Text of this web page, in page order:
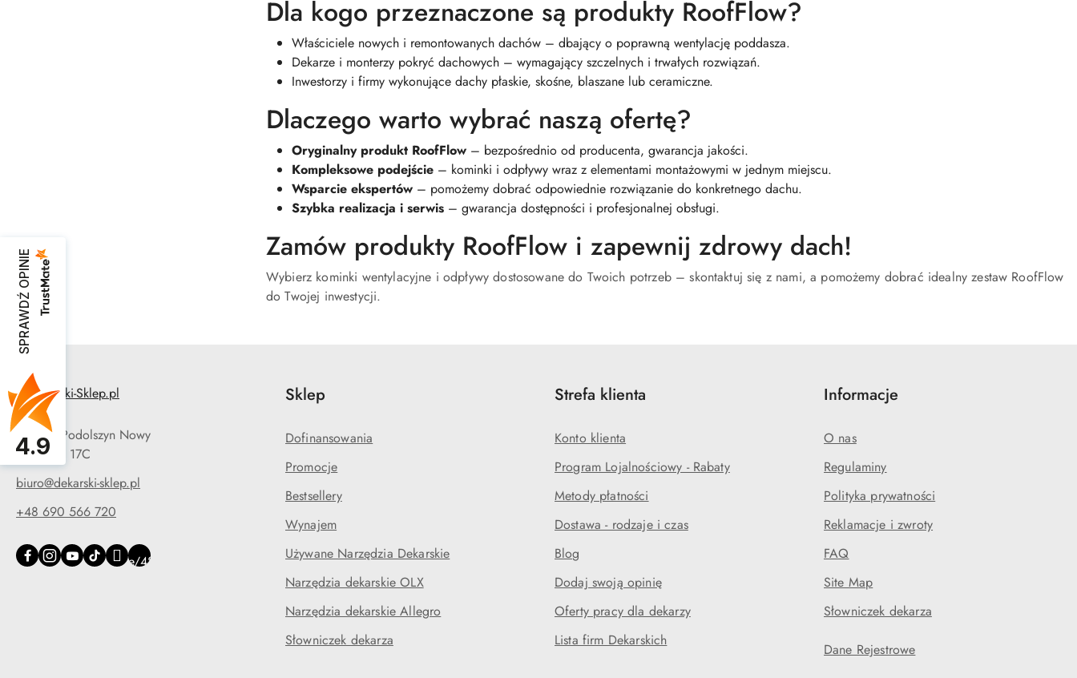
SPRAWDŹ OPINIE
4.9
Dla kogo przeznaczone są produkty RoofFlow?
Właściciele nowych i remontowanych dachów – dbający o poprawną wentylację poddasza.
Dekarze i monterzy pokryć dachowych – wymagający szczelnych i trwałych rozwiązań.
Inwestorzy i firmy wykonujące dachy płaskie, skośne, blaszane lub ceramiczne.
Dlaczego warto wybrać naszą ofertę?
Oryginalny produkt RoofFlow – bezpośrednio od producenta, gwarancja jakości.
Kompleksowe podejście – kominki i odpływy wraz z elementami montażowymi w jednym miejscu.
Wsparcie ekspertów – pomożemy dobrać odpowiednie rozwiązanie do konkretnego dachu.
Szybka realizacja i serwis – gwarancja dostępności i profesjonalnej obsługi.
Zamów produkty RoofFlow i zapewnij zdrowy dach!
Wybierz kominki wentylacyjne i odpływy dostosowane do Twoich potrzeb – skontaktuj się z nami, a pomożemy dobrać idealny zestaw RoofFlow
do Twojej inwestycji.
05-090 Podolszyn Nowy
ul. Długa 17C
biuro@dekarski-sklep.pl
+48 690 566 720
Sklep
Dofinansowania
Promocje
Bestsellery
Wynajem
Używane Narzędzia Dekarskie
Narzędzia dekarskie OLX
Narzędzia dekarskie Allegro
Słowniczek dekarza
Strefa klienta
Konto klienta
Program Lojalnościowy - Rabaty
Metody płatności
Dostawa - rodzaje i czas
Blog
Dodaj swoją opinię
Oferty pracy dla dekarzy
Lista firm Dekarskich
Informacje
O nas
Regulaminy
Polityka prywatności
Reklamacje i zwroty
FAQ
Site Map
Słowniczek dekarza
Dane Rejestrowe